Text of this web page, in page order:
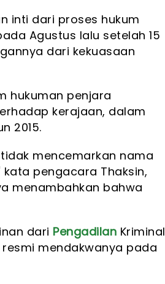
inti dari proses hukum
Agustus lalu setelah 15
dari kekuasaan
hukuman penjara
kerajaan, dalam
2015.
mencemarkan nama
kata pengacara Thaksin,
menambahkan bahwa
dari Pengadilan Kriminal
mendakwanya pada